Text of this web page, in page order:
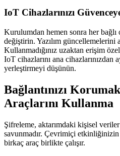
IoT Cihazlarınızı
Kurulumdan hemen sonra her bağlı
değiştirin. Yazılım güncellemelerini
Kullanmadığınız uzaktan erişim
IoT cihazlarını ana cihazlarınızdan
yerleştirmeyi düşünün.
Bağlantınızı
Araçlarını Kullanma
Şifreleme, aktarımdaki kişisel
savunmadır. Çevrimiçi
birkaç araç birlikte çalışır.